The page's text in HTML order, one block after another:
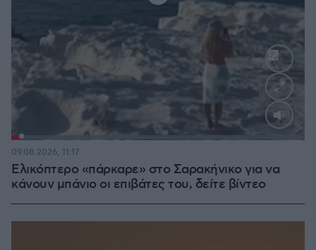
Loaded
Ελικόπτερο «πάρκαρε» στο Σαρακήνικο για να
κάνουν μπάνιο οι επιβάτες του, δείτε βίντεο
09.08.2026, 11:17